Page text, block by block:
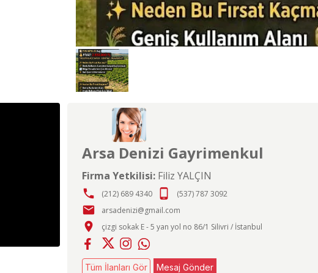
Arsa Denizi Gayrimenkul
Firma Yetkilisi: Filiz YALÇIN
phone
(212) 689 4340 phone_android (537) 787 3092
email arsadenizi@gmail.com
place çizgi sokak E - 5 yan yol no 86/1 Silivri / İstanbul
Tüm İlanları Gör Mesaj Gönder